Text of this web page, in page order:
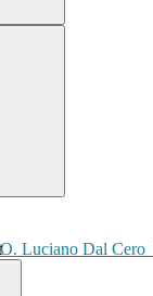
Luciano Dal Cero